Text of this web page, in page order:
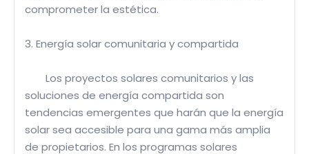
comprometer la estética.
3. Energía solar comunitaria y compartida
Los proyectos solares comunitarios y las
soluciones de energía compartida son
tendencias emergentes que harán que la energía
solar sea accesible para una gama más amplia
de propietarios. En los programas solares